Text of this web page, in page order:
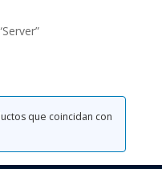
que coincidan con